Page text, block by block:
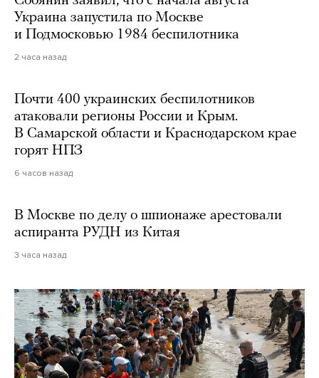
Украина запустила по Москве
и Подмосковью 1984 беспилотника
2 часа назад
Почти 400 украинских беспилотников
атаковали регионы России и Крым.
В Самарской области и Краснодарском крае
горят НПЗ
6 часов назад
В Москве по делу о шпионаже арестовали
аспиранта РУДН из Китая
3 часа назад